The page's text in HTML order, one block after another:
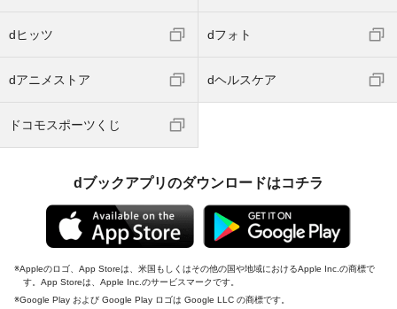
dヒッツ dフォト
dアニメストア dヘルスケア
ドコモスポーツくじ
dブックアプリのダウンロードはコチラ
Appleのロゴ、App Storeは、米国もしくはその他の国や地域におけるApple Inc.の商標で
す。App Storeは、Apple Inc.のサービスマークです。
Google Play および Google Play ロゴは Google LLC の商標です。